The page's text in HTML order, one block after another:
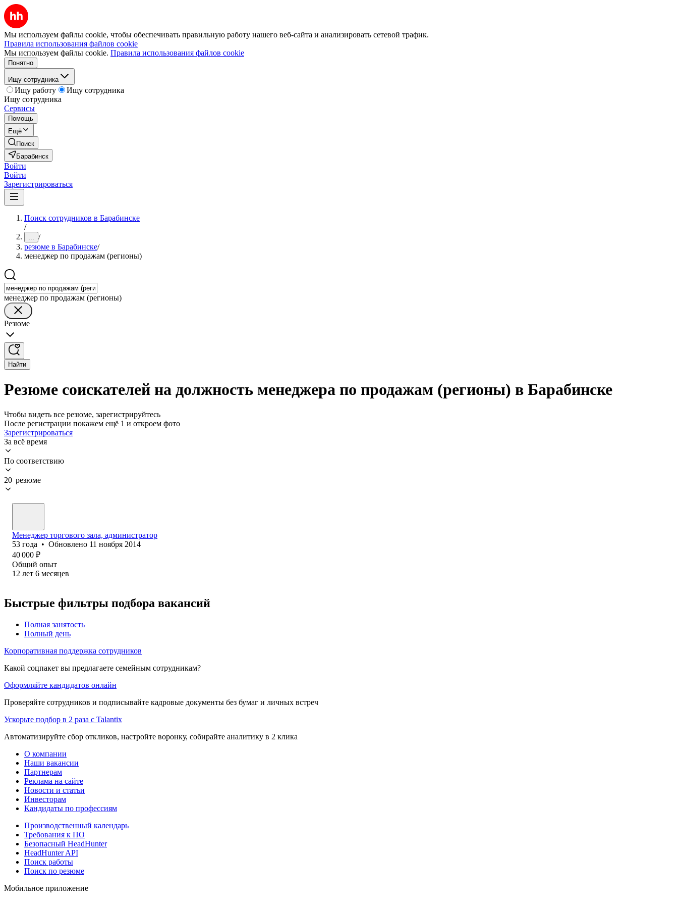
Мы используем файлы cookie, чтобы обеспечивать правильную работу нашего веб-сайта и анализировать сетевой трафик.
Правила использования файлов cookie
Мы используем файлы cookie. Правила использования файлов cookie
Понятно
Ищу сотрудника
Ищу работу
Ищу сотрудника
Ищу сотрудника
Сервисы
Помощь
Ещё
Поиск
Барабинск
Войти
Войти
Зарегистрироваться
Поиск сотрудников в Барабинске
/
... /
резюме в Барабинске/
менеджер по продажам (регионы)
менеджер по продажам (регионы)
Резюме
Найти
Резюме соискателей на должность менеджера по продажам (регионы) в Барабинске
Чтобы видеть все резюме, зарегистрируйтесь
После регистрации покажем ещё 1 и откроем фото
Зарегистрироваться
За всё время
По соответствию
20 резюме
Менеджер торгового зала, администратор
53 года • Обновлено 11 ноября 2014
40 000 ₽
Общий опыт
12 лет 6 месяцев
Быстрые фильтры подбора вакансий
Полная занятость
Полный день
Корпоративная поддержка сотрудников
Какой соцпакет вы предлагаете семейным сотрудникам?
Оформляйте кандидатов онлайн
Проверяйте сотрудников и подписывайте кадровые документы без бумаг и личных встреч
Ускорьте подбор в 2 раза с Talantix
Автоматизируйте сбор откликов, настройте воронку, собирайте аналитику в 2 клика
О компании
Наши вакансии
Партнерам
Реклама на сайте
Новости и статьи
Инвесторам
Кандидаты по профессиям
Производственный календарь
Требования к ПО
Безопасный HeadHunter
HeadHunter API
Поиск работы
Поиск по резюме
Мобильное приложение